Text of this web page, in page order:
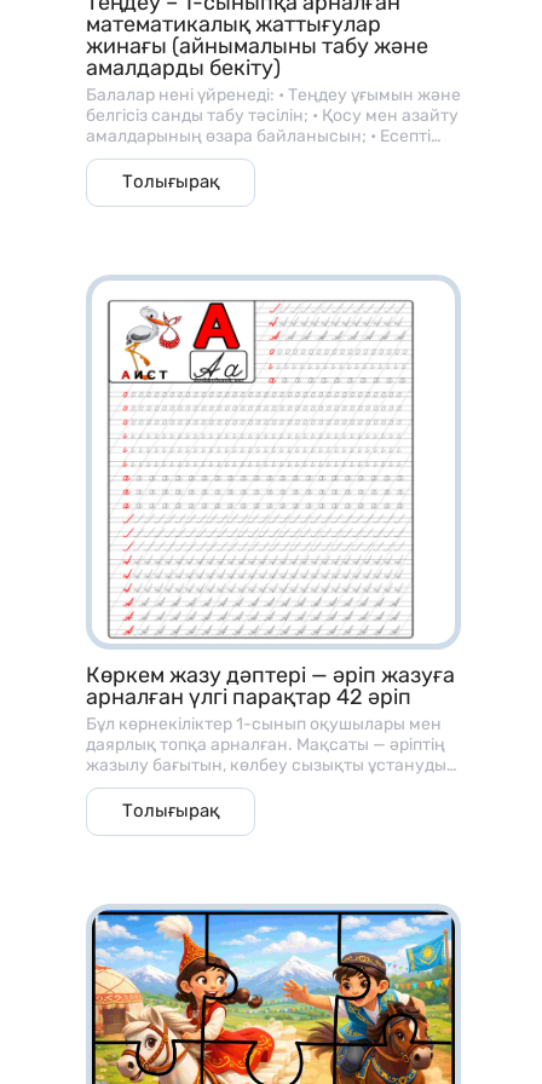
математикалық жаттығулар
жинағы (айнымалыны табу және
амалдарды бекіту)
Балалар нені үйренеді: • Теңдеу ұғымын және
белгісіз санды табу тәсілін; • Қосу мен азайту
амалдарының өзара байланысын; • Есепті
дұрыс құрастыру және шешуді; • Зейін,
логикалық және аналитикалық ойлауды
дамытады. ⸻ 🧑‍🏫 Қалай қолдануға
байланысы” тақырыптарында; • Жеке және
топтық жұмыс түрінде: ✏️ “Х мәнін тап”, 🔢
“Кім тез шешеді?”, 💡 “Қате тап!” жаттығулары;
• Қайталау және бақылау сабақтарында
қолдануға ыңғайлы.
Толығырақ
Көркем жазу дәптері — әріп жазуға
арналған үлгі парақтар 42 әріп
Бұл көрнекіліктер 1-сынып оқушылары мен
даярлық топқа арналған. Мақсаты — әріптің
жазылу бағытын, көлбеу сызықты ұстануды
және әріп байланысын үйрету
Толығырақ